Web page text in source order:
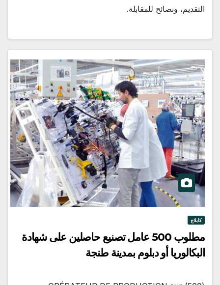
التقديم، ونصائح للمقابلة.
كابلاج
مطلوب 500 عامل تصنيع حاصلين على شهادة
البكالوريا أو دبلوم بمدينة طنجة